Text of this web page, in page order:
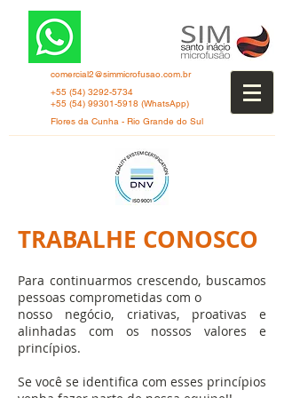
comercial2@simmicrofusao.com.br
+55 (54) 3292-5734
+55 (54) 99301-5918 (WhatsApp)
Flores da Cunha - Rio Grande do Sul
TRABALHE CONOSCO
Para continuarmos crescendo, buscamos
pessoas comprometidas com o
nosso negócio, criativas, proativas e
alinhadas com os nossos valores e
princípios.
Se você se identifica com esses princípios